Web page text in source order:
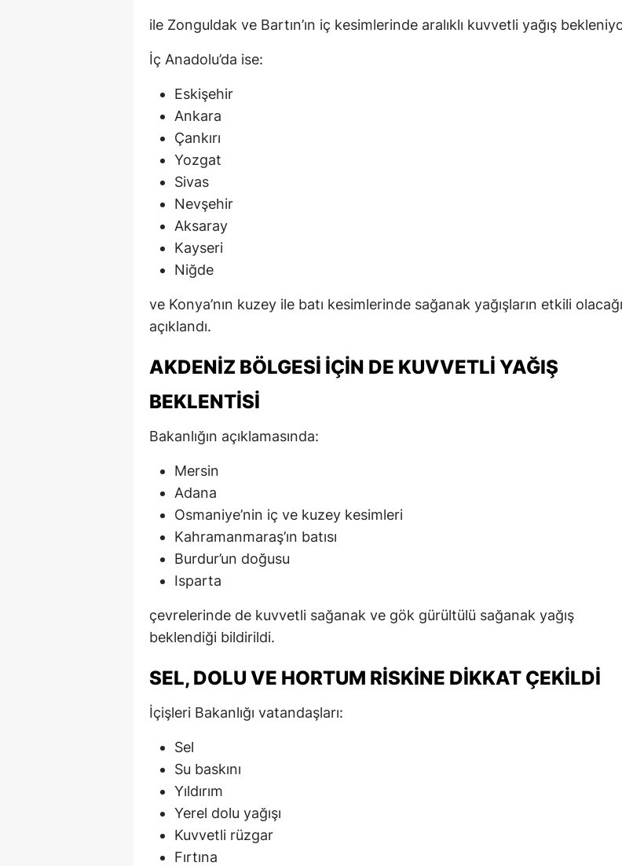
ile Zonguldak ve Bartın’ın iç kesimlerinde aralıklı kuvvetli yağış
İç Anadolu’da ise:
Eskişehir
Ankara
Çankırı
Yozgat
Sivas
Nevşehir
Aksaray
Kayseri
Niğde
ve Konya’nın kuzey ile batı kesimlerinde sağanak yağışların etkili olacağı
açıklandı.
AKDENIZ BÖLGESI IÇIN DE KUVVETLI YAĞIŞ
BEKLENTISI
Bakanlığın açıklamasında:
Mersin
Adana
Osmaniye’nin iç ve kuzey kesimleri
Kahramanmaraş’ın batısı
Burdur’un doğusu
Isparta
çevrelerinde de kuvvetli sağanak ve gök gürültülü sağanak yağış
beklendiği bildirildi.
SEL, DOLU VE HORTUM RISKINE DIKKAT ÇEKILDI
İçişleri Bakanlığı vatandaşları:
Sel
Su baskını
Yıldırım
Yerel dolu yağışı
Kuvvetli rüzgar
Fırtına